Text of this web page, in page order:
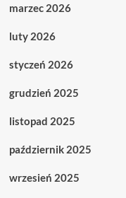
marzec 2026
luty 2026
styczeń 2026
grudzień 2025
listopad 2025
październik 2025
wrzesień 2025